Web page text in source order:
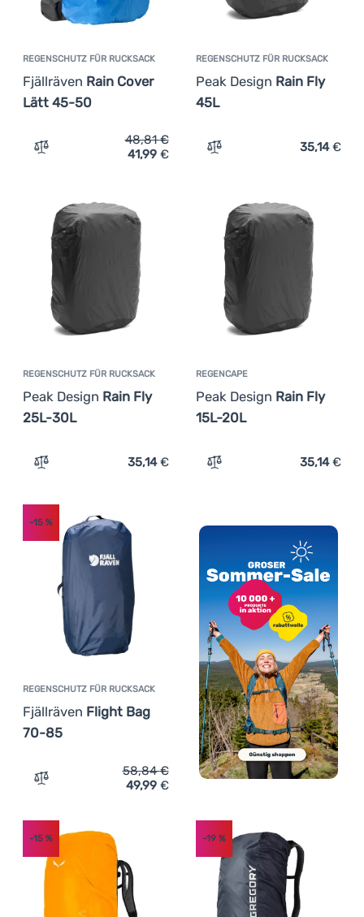
REGENSCHUTZ FÜR RUCKSACK
Fjällräven Rain Cover
Lätt 45-50
Zum Vergleich 'Regenschutz für Rucksack Fjällräven
48,81€
41,99 €
REGENSCHUTZ FÜR RUCKSACK
Peak Design Rain Fly
45L
Zum Vergleich
35,14€
REGENSCHUTZ FÜR RUCKSACK
Peak Design Rain Fly
25L-30L
Zum Vergleich 'Regenschutz für Rucksack Peak Design
35,14€
REGENCAPE
Peak Design Rain Fly
15L-20L
Zum Vergleich
35,14€
REGENSCHUTZ FÜR RUCKSACK
Fjällräven Flight Bag
70-85
-15 %
Zum Vergleich 'Regenschutz für Rucksack Fjällräven
58,84€
49,99 €
-15 % -19%